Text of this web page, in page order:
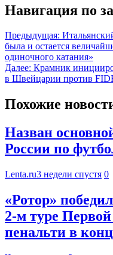
Навигация по
Предыдущая:
была и остается
одиночного катания»
Далее: Крамник
в Швейцарии против
Похожие
Назван
России по
Lenta.ru3 недели спустя 0
«Ротор»
2-м туре Первой
пенальти в